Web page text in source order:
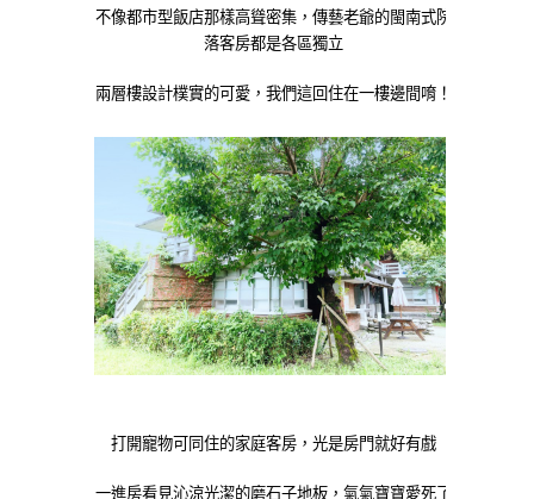
不像都市型飯店那樣高聳密集，傳藝老爺的閩南式院
落客房都是各區獨立
兩層樓設計樸實的可愛，我們這回住在一樓邊間唷！
打開寵物可同住的家庭客房，光是房門就好有戲
一進房看見沁涼光潔的磨石子地板，氣氣寶寶愛死了